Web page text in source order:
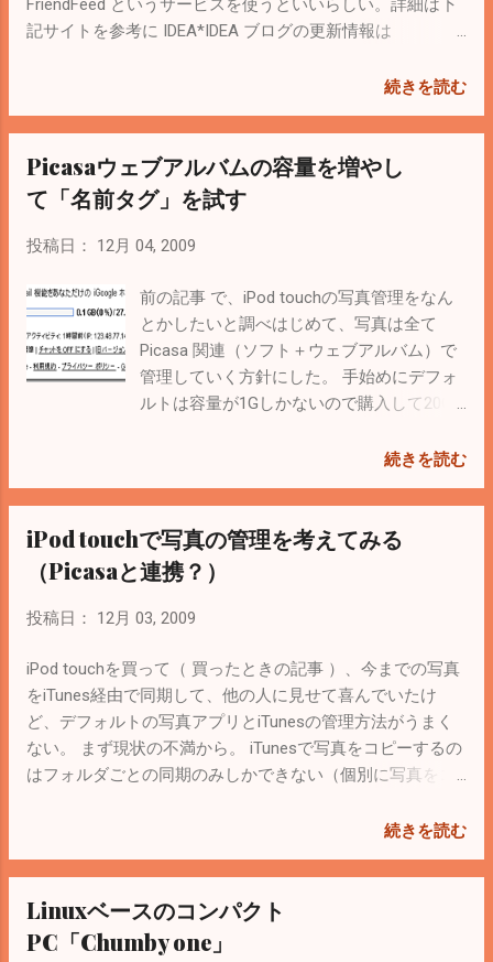
いるapc.phpというのでキャッシュ状態を参
ここ からソースをダウンロードしてきて
どこかのディレクトリに...
るのでウィザード形式に従って導入すれば
いと思っていたけど、表示回数で料金をGet
Mile） CPMで料金が発生する広告は限られ
ているので、単純に閲覧回数が多いからと
いってたくさんのCPMが入るわけではない
らしい。 しかもクリックによる課金に比べ
単価が極端に低いので、単純に広告料が欲
い。 稼ぐつもりは（今のところ）ないけ
ど、放置状態でどれくらいになるだろう
か。
FriendFeed というサービスを使うといいらしい。詳細は下
記サイトを参考に IDEA*IDEA ブログの更新情報は
ガジェットとして表示するには下記記事を参考にすると簡
Twitter バッジ これでTwitterも有効活用できる感じで、なん
か満足。
続きを読む
Picasaウェブアルバムの容量を増やし
て「名前タグ」を試す
投稿日： 12月 04, 2009
前の記事 で、iPod touchの写真管理をなん
とかしたいと調べはじめて、写真は全て
Picasa 関連（ソフト＋ウェブアルバム）で
管理していく方針にした。 手始めにデフォ
ルトは容量が1Gしかないので購入して20G
のに年間5ドルなので、500円もかからな
Googleからストレージサービスが提供され
ると思うので、今買っておいても損はない
（と思う）。安いし。 支払いはGoogle
Checkoutを使うのでクレジットカードを持
っていれば簡単に終了する。 購入後、画面
ので、写真をアップしながら待つ。 反映さ
れるとGmailの容量も20G増えている。
Picasaと共用しているみたい。 あとは
Picasa3 でアップロード。 アップロードし
ている間、暇だったので、新しく機能追加
ら顔を自動判別してくれて、名前を付けて
におもしろい。 ある程度同じ顔を同一人物
として認識してくれるのに驚くけど、全て
の写真から自分の写真のみを抜き出して一
続きを読む
iPod touchで写真の管理を考えてみる
（Picasaと連携？）
投稿日： 12月 03, 2009
iPod touchを買って（ 買ったときの記事 ）、今までの写真
をiTunes経由で同期して、他の人に見せて喜んでいたけ
ど、デフォルトの写真アプリとiTunesの管理方法がうまく
ない。 まず現状の不満から。 iTunesで写真をコピーするの
はフォルダごとの同期のみしかできない（個別に写真をコ
ダがアルバム名になってしまうので、階層になっているフ
touchのアルバム名が変えられない。 写真アプリの表示は
高速で使いやすいけど、一つのアルバムに大量に写真があ
ると一番最後の写真にたどり着くのが大変 写真アプリで表
続きを読む
Linuxベースのコンパクト
PC「Chumby one」